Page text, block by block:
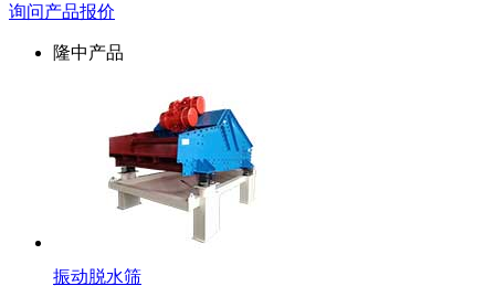
询问产品报价
隆中产品
振动脱水筛